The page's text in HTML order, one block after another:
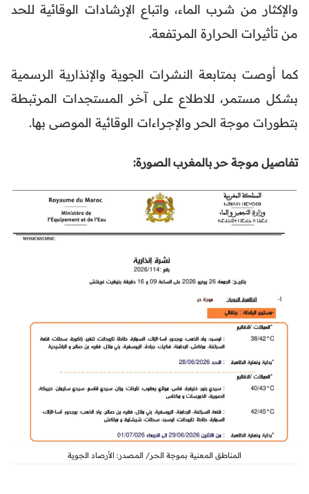
والإكثار من شرب الماء، واتباع الإرشادات الوقائية للحد
من تأثيرات الحرارة المرتفعة.
كما أوصت بمتابعة النشرات الجوية والإنذارية الرسمية
بشكل مستمر، للاطلاع على آخر المستجدات المرتبطة
بتطورات موجة الحر والإجراءات الوقائية الموصى بها.
تفاصيل موجة حر بالمغرب الصورة:
المناطق المعنية بموجة الحر/ المصدر: الأرصاد الجوية